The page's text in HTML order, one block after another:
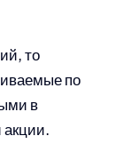
то
по
в
акции.